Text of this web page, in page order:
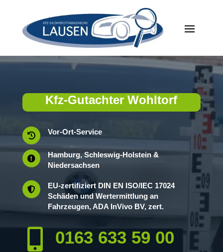
Kfz-Gutachter Wohltorf
 Vor-Ort-Service

Hamburg, Schleswig-Holstein &
Niedersachsen

EU-zertifiziert DIN EN ISO/IEC 17024
Schäden und Wertermittlung an
Fahrzeugen, ADA InVivo BV, zert.
 0163 633 59 00